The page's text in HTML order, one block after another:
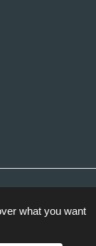
what you want